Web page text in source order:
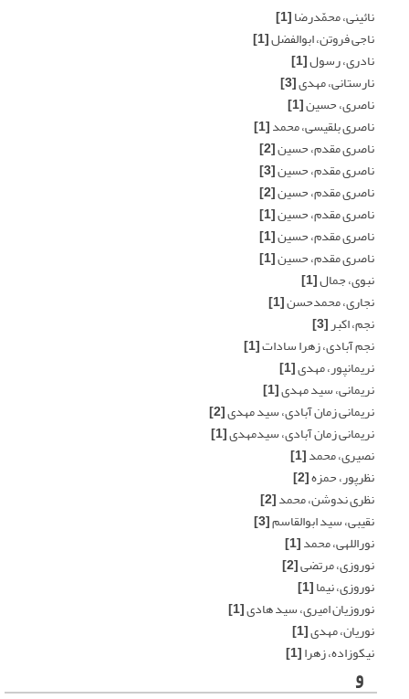
نائینی، محمّدرضا[1]
ناجی فروتن، ابوالفضل[1]
نادری، رسول[1]
نارستانی، مهدی[3]
ناصری، حسین[1]
ناصری بلقیسی، محمد[1]
ناصری مقدم، حسین[2]
ناصری مقدم، حسین[3]
ناصری مقدم، حسین[2]
ناصری مقدم، حسین[1]
ناصری مقدم، حسین[1]
ناصری مقدم، حسین[1]
نبوی، جمال[1]
نجاری، محمدحسن[1]
نجم، اکبر[3]
نجم آبادی، زهرا سادات[1]
نریمانپور، مهدی[1]
نریمانی، سید مهدی[1]
نریمانی زمان آبادی، سید مهدی[2]
نریمانی زمان آبادی، سیدمهدی[1]
نصیری، محمد[1]
نظرپور، حمزه[2]
نظری ندوشن، محمد[2]
نقیبی، سید ابوالقاسم[3]
نوراللهی، محمد[1]
نوروزی، مرتضی[2]
نوروزی، نیما[1]
نوروزیان امیری، سید هادی[1]
نوریان، مهدی[1]
نیکوزاده، زهرا[1]
و